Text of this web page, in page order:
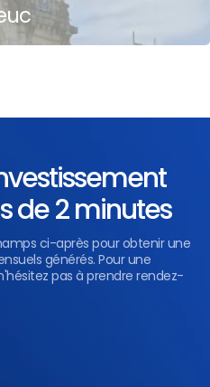
de 2 minutes
ci-après pour obtenir une
générés. Pour une
pas à prendre rendez-